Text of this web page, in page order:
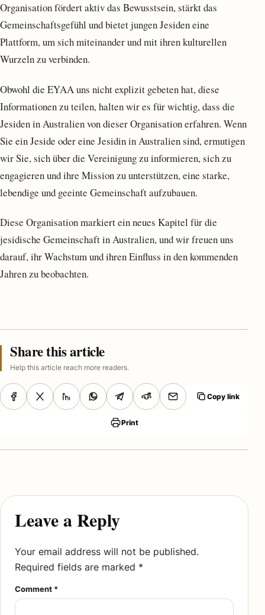
Organisation fördert aktiv das Bewusstsein, stärkt das
Gemeinschaftsgefühl und bietet jungen Jesiden eine
Plattform, um sich miteinander und mit ihren kulturellen
Wurzeln zu verbinden.
Obwohl die EYAA uns nicht explizit gebeten hat, diese
Informationen zu teilen, halten wir es für wichtig, dass die
Jesiden in Australien von dieser Organisation erfahren. Wenn
Sie ein Jeside oder eine Jesidin in Australien sind, ermutigen
wir Sie, sich über die Vereinigung zu informieren, sich zu
engagieren und ihre Mission zu unterstützen, eine starke,
lebendige und geeinte Gemeinschaft aufzubauen.
Diese Organisation markiert ein neues Kapitel für die
jesidische Gemeinschaft in Australien, und wir freuen uns
darauf, ihr Wachstum und ihren Einfluss in den kommenden
Jahren zu beobachten.
Share this article
Help this article reach more readers.
Copy link
Print
Leave a Reply
Your email address will not be published.
Required fields are marked *
Comment *